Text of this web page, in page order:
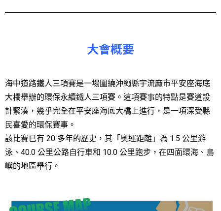
大會概要
海中道路鐵人三項賽是一場圍繞沖繩縣宇流麻市平安座海底
大橋舉辦的環保永續鐵人三項賽。這項賽事的特點是賽道設
計緊湊，幾乎完全在平安座海底大橋上進行，是一項深受縣
民喜愛的環保賽事。
該比賽已有 20 多年的歷史，其「奧運距離」為 1.5 公里游
泳、40.0 公里公路自行車和 10.0 公里跑步，在四面環海、島
嶼的地區舉行。